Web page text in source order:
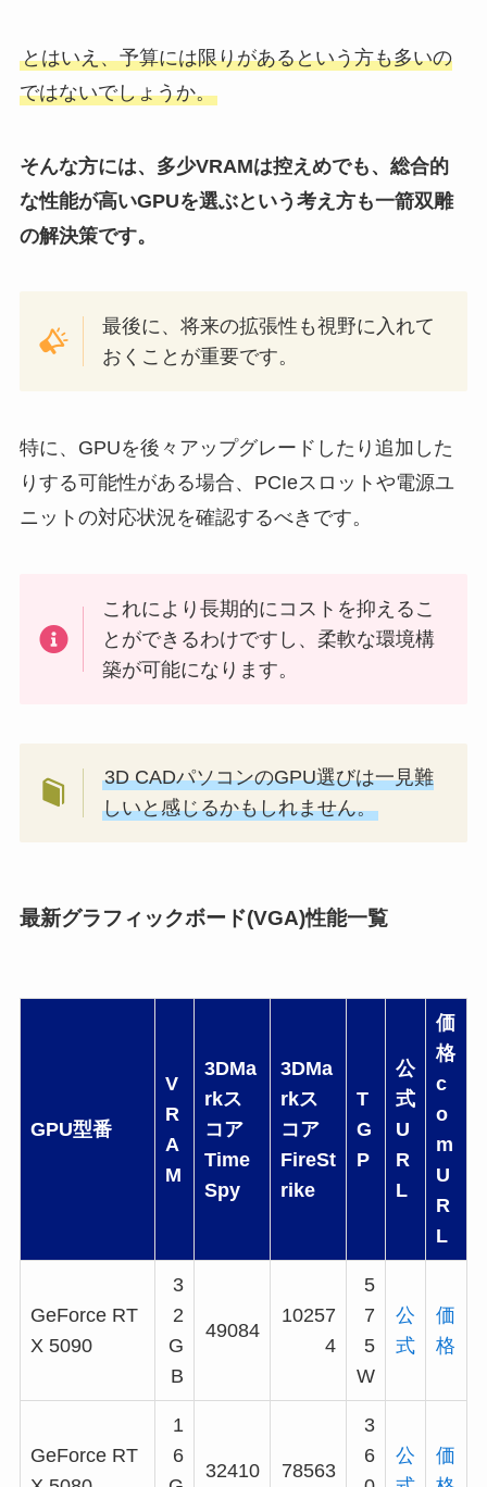
とはいえ、予算には限りがあるという方も多いの
ではないでしょうか。
そんな方には、多少VRAMは控えめでも、総合的
な性能が高いGPUを選ぶという考え方も一箭双雕
の解決策です。
最後に、将来の拡張性も視野に入れて
おくことが重要です。
特に、GPUを後々アップグレードしたり追加した
りする可能性がある場合、PCIeスロットや電源ユ
ニットの対応状況を確認するべきです。
これにより長期的にコストを抑えるこ
とができるわけですし、柔軟な環境構
築が可能になります。
3D CADパソコンのGPU選びは一見難
しいと感じるかもしれません。
最新グラフィックボード(VGA)性能一覧
GPU型番
V
R
A
M
3DMa
rkス
コア
Time
Spy
3DMa
rkス
コア
FireSt
rike
T
G
P
公
式
U
R
L
価
格
c
o
m
U
R
L
GeForce RT
X 5090
3
2
G
B
49084
10257
4
5
7
5
W
公
式
価
格
GeForce RT
1
6
32410 78563
3
6
公
価